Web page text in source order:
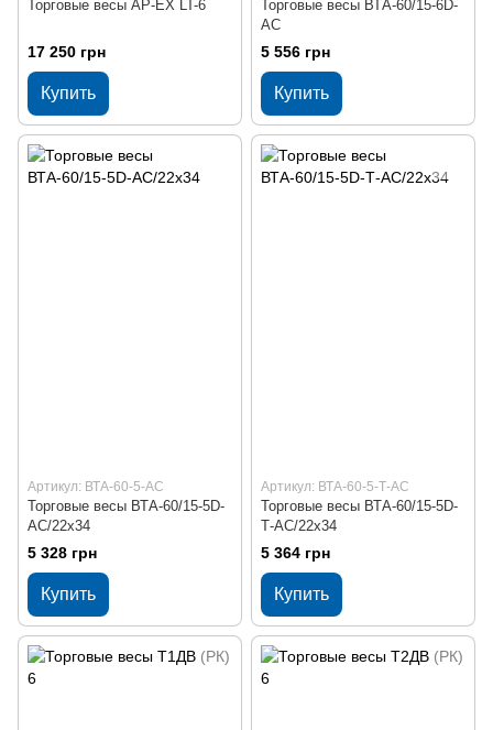
Торговые весы AP-EX LT-6
17 250 грн
Купить
Торговые весы ВТА-60/15-6D-
АС
5 556 грн
Купить
Артикул: ВТА-60-5-АС
Торговые весы ВТА-60/15-5D-
AС/22х34
5 328 грн
Купить
Артикул: ВТА-60-5-Т-АС
Торговые весы ВТА-60/15-5D-
Т-AC/22х34
5 364 грн
Купить